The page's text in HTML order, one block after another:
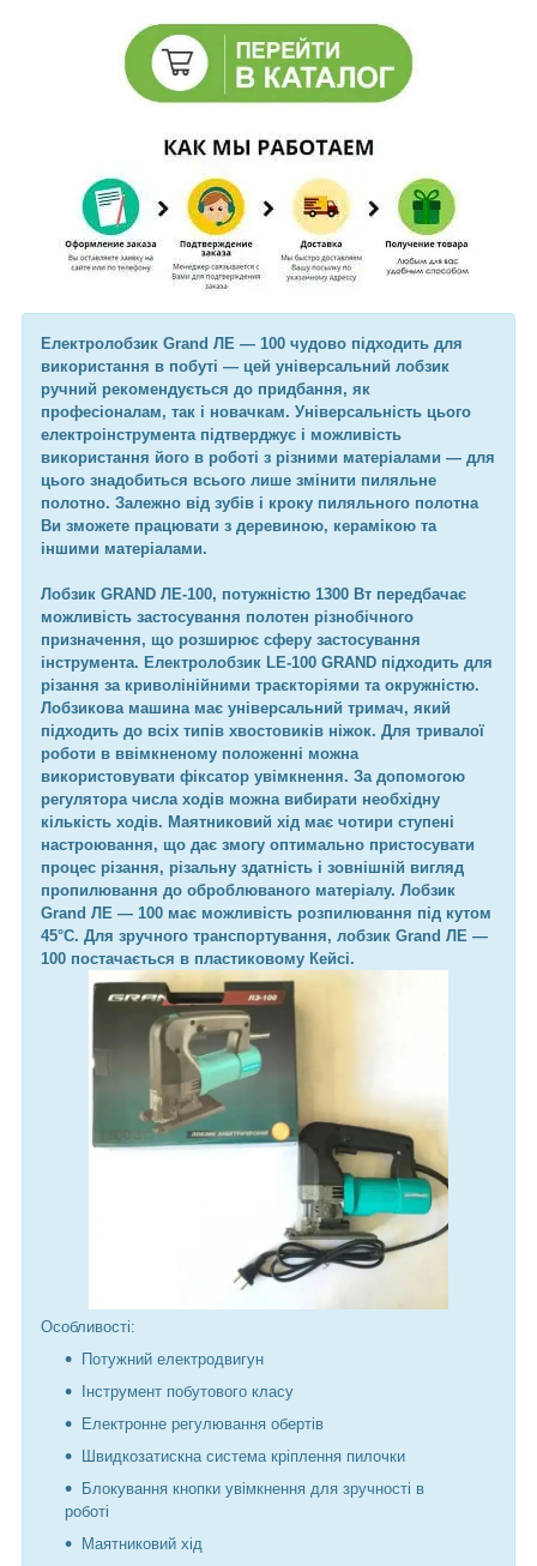
Електролобзик Grand ЛЕ — 100 чудово підходить для
використання в побуті — цей універсальний лобзик
ручний рекомендується до придбання, як
професіоналам, так і новачкам. Універсальність цього
електроінструмента підтверджує і можливість
використання його в роботі з різними матеріалами — для
цього знадобиться всього лише змінити пиляльне
полотно. Залежно від зубів і кроку пиляльного полотна
Ви зможете працювати з деревиною, керамікою та
іншими матеріалами.
Лобзик GRAND ЛЕ-100, потужністю 1300 Вт передбачає
можливість застосування полотен різнобічного
призначення, що розширює сферу застосування
інструмента. Електролобзик LE-100 GRAND підходить для
різання за криволінійними траєкторіями та окружністю.
Лобзикова машина має універсальний тримач, який
підходить до всіх типів хвостовиків ніжок. Для тривалої
роботи в ввімкненому положенні можна
використовувати фіксатор увімкнення. За допомогою
регулятора числа ходів можна вибирати необхідну
кількість ходів. Маятниковий хід має чотири ступені
настроювання, що дає змогу оптимально пристосувати
процес різання, різальну здатність і зовнішній вигляд
пропилювання до оброблюваного матеріалу. Лобзик
Grand ЛЕ — 100 має можливість розпилювання під кутом
45°С. Для зручного транспортування, лобзик Grand ЛЕ —
100 постачається в пластиковому Кейсі.
Особливості:
Потужний електродвигун
Інструмент побутового класу
Електронне регулювання обертів
Швидкозатискна система кріплення пилочки
Блокування кнопки увімкнення для зручності в
роботі
Маятниковий хід